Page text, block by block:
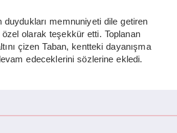
memnuniyeti dile getiren
olarak teşekkür etti. Toplanan
çizen Taban, kentteki dayanışma
edeceklerini sözlerine ekledi.